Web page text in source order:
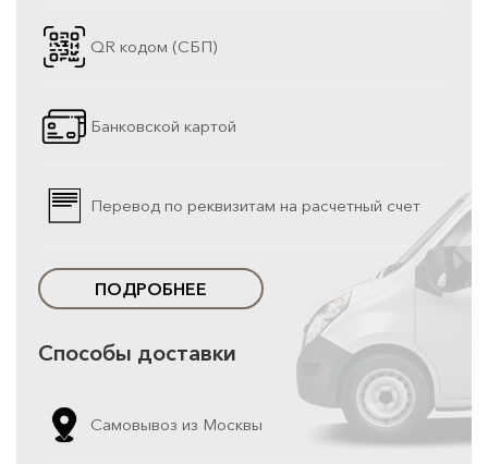
QR кодом (СБП)
Банковской картой
Перевод по реквизитам на расчетный счет
ПОДРОБНЕЕ
Способы доставки
Самовывоз из Москвы